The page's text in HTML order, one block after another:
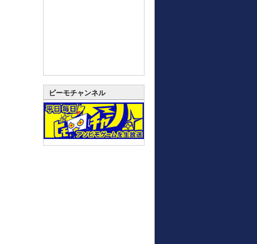
ビーモチャンネル